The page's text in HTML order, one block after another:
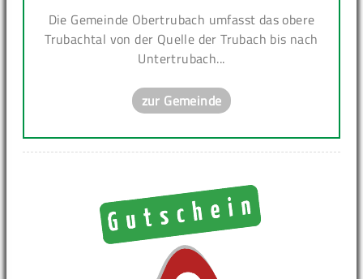
Die Gemeinde Obertrubach umfasst das obere
Trubachtal von der Quelle der Trubach bis nach
Untertrubach...
zur Gemeinde